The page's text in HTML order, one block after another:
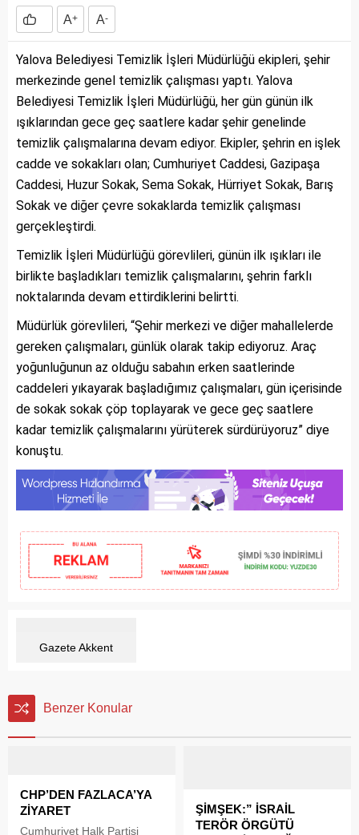
A+ A-
Yalova Belediyesi Temizlik İşleri Müdürlüğü ekipleri, şehir
merkezinde genel temizlik çalışması yaptı. Yalova
Belediyesi Temizlik İşleri Müdürlüğü, her gün günün ilk
ışıklarından gece geç saatlere kadar şehir genelinde
temizlik çalışmalarına devam ediyor. Ekipler, şehrin en işlek
cadde ve sokakları olan; Cumhuriyet Caddesi, Gazipaşa
Caddesi, Huzur Sokak, Sema Sokak, Hürriyet Sokak, Barış
Sokak ve diğer çevre sokaklarda temizlik çalışması
gerçekleştirdi.
Temizlik İşleri Müdürlüğü görevlileri, günün ilk ışıkları ile
birlikte başladıkları temizlik çalışmalarını, şehrin farklı
noktalarında devam ettirdiklerini belirtti.
Müdürlük görevlileri, “Şehir merkezi ve diğer mahallelerde
gereken çalışmaları, günlük olarak takip ediyoruz. Araç
yoğunluğunun az olduğu sabahın erken saatlerinde
caddeleri yıkayarak başladığımız çalışmaları, gün içerisinde
de sokak sokak çöp toplayarak ve gece geç saatlere
kadar temizlik çalışmalarını yürüterek sürdürüyoruz” diye
konuştu.
Gazete Akkent
Benzer Konular
CHP’DEN FAZLACA’YA
ZİYARET
Cumhuriyet Halk Partisi
ŞİMŞEK:” İSRAİL
TERÖR ÖRGÜTÜ